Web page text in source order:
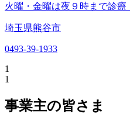
火曜・金曜は夜９時まで診療
埼玉県熊谷市
0493-39-1933
1
1
事業主の皆さま